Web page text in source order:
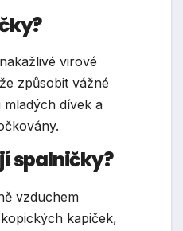
virové
způsobit vážné
mladých dívek a
spalničky?
vzduchem
kapiček,